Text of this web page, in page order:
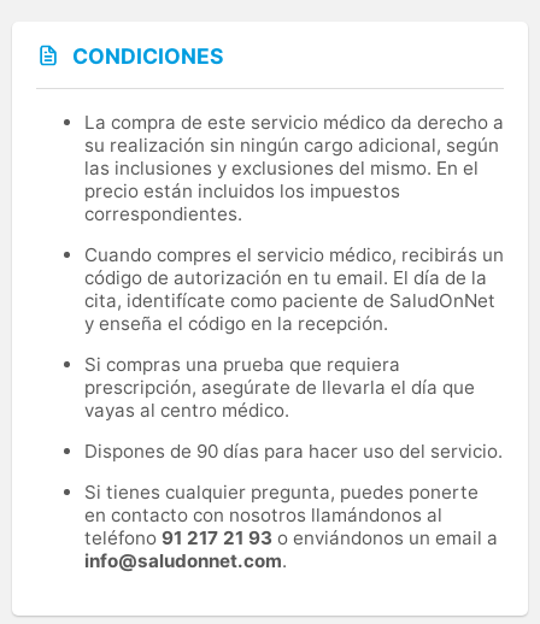
CONDICIONES
La compra de este servicio médico da derecho a
su realización sin ningún cargo adicional, según
las inclusiones y exclusiones del mismo. En el
precio están incluidos los impuestos
correspondientes.
Cuando compres el servicio médico, recibirás un
código de autorización en tu email. El día de la
cita, identifícate como paciente de SaludOnNet
y enseña el código en la recepción.
Si compras una prueba que requiera
prescripción, asegúrate de llevarla el día que
vayas al centro médico.
Dispones de 90 días para hacer uso del servicio.
Si tienes cualquier pregunta, puedes ponerte
en contacto con nosotros llamándonos al
teléfono 91 217 21 93 o enviándonos un email a
info@saludonnet.com.